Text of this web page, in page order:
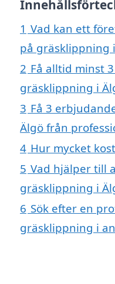
1 Vad kan ett
på gräsklippning
2 Få alltid minst
gräsklippning i
3 Få 3
Älgö från
4 Hur mycket
5 Vad hjälper till
gräsklippning i
6 Sök efter en
gräsklippning i